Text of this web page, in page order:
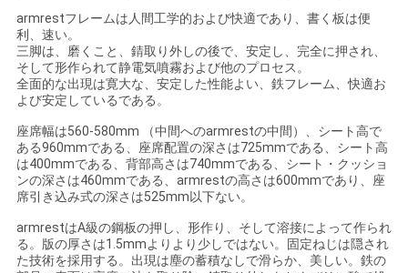
な
さ
い
ブ
ロ
グ
armrestフレームは人間工学的および快適であり、書く板は便
利、速い。
三脚は、磨くこと、錆取り外しの後で、安定し、完全に押され、
そして形作られて静電気噴霧および他のプロセス。
全面的な出現は寛大な、安定した性能よい、鉄フレーム、快適お
よび安定しているである。
座席幅は560-580mm （中間へのarmrestの中間）、シート高で
ある960mmである、座席配置の深さは725mmである、シート高
は400mmである、背部高さは740mmである、シート・クッショ
ンの深さは460mmである、armrestの高さは600mmであり、座
席引き込み式の深さは525mm以下ない。
armrestはA級の鋼板の押し、形作り、そして溶接によって作られ
る。版の厚さは1.5mmよりより少しではない。固定ねじは隠され
た技術を採用する。出現は塵の蓄積なしで滑らか、美しい。鉄の